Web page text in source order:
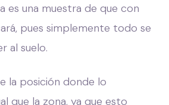
es una muestra de que con
pues simplemente todo se
al suelo.
la posición donde lo
que la zona, ya que esto